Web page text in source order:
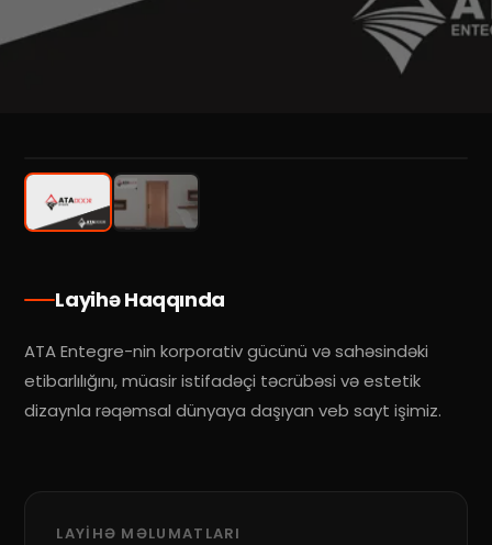
Layihə Haqqında
ATA Entegre-nin korporativ gücünü və sahəsindəki
etibarlılığını, müasir istifadəçi təcrübəsi və estetik
dizaynla rəqəmsal dünyaya daşıyan veb sayt işimiz.
LAYIHƏ MƏLUMATLARI